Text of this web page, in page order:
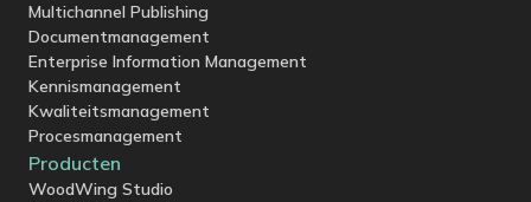
Multichannel Publishing
Documentmanagement
Enterprise Information Management
Kennismanagement
Kwaliteitsmanagement
Procesmanagement
Producten
WoodWing Studio